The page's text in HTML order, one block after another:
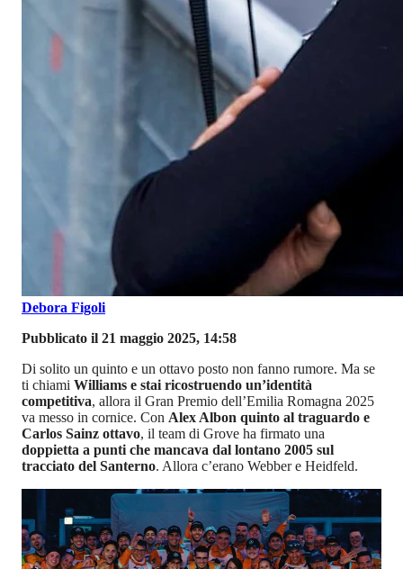
Debora Figoli
Pubblicato il 21 maggio 2025, 14:58
Di solito un quinto e un ottavo posto non fanno rumore. Ma se
ti chiami Williams e stai ricostruendo un’identità
competitiva, allora il Gran Premio dell’Emilia Romagna 2025
va messo in cornice. Con Alex Albon quinto al traguardo e
Carlos Sainz ottavo, il team di Grove ha firmato una
doppietta a punti che mancava dal lontano 2005 sul
tracciato del Santerno. Allora c’erano Webber e Heidfeld.